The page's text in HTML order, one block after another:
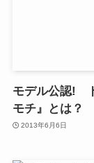
モデル公認!
モチ』とは？
2013年6月6日